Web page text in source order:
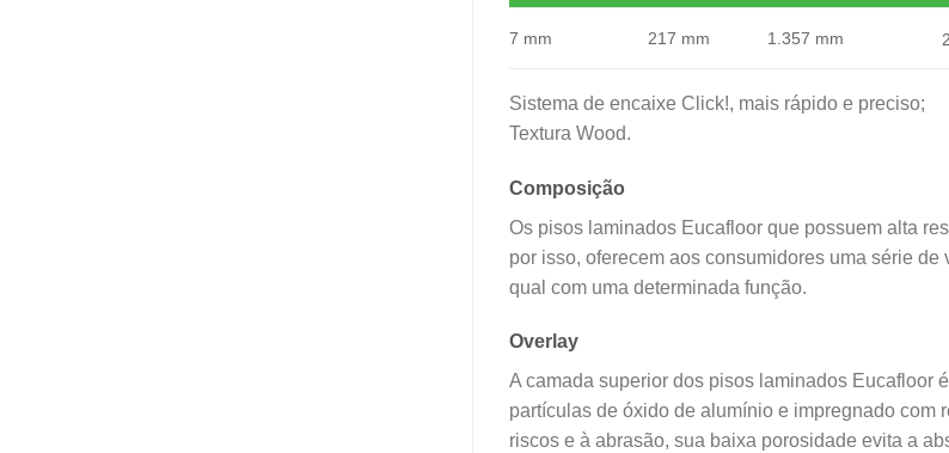
7 mm 217 mm 1.357 mm
Sistema de encaixe Click!, mais rápido e preciso;
Textura Wood.
Composição
Os pisos laminados Eucafloor que possuem alta
por isso, oferecem aos consumidores uma série
qual com uma determinada função.
Overlay
A camada superior dos pisos laminados Eucafloor
partículas de óxido de alumínio e impregnado
riscos e à abrasão, sua baixa porosidade evita a